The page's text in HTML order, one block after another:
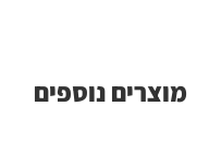
מוצרים נוספים